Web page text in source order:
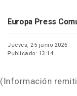
Europa Press
Jueves, 25 junio 2026
Publicado: 13:14
(Información